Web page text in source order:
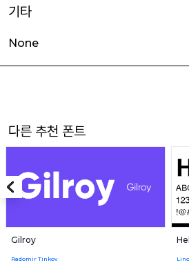
기타
None
다른 추천 폰트
Gilroy
Radomir Tinkov